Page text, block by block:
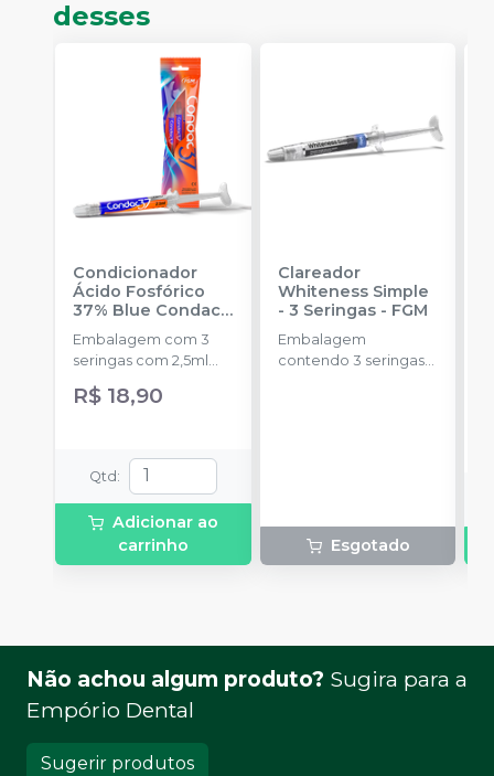
desses
Condicionador
Ácido Fosfórico
37% Blue Condac-
FGM
Embalagem com 3
seringas com 2,5ml
cada uma e 3
ponteiras para
R$ 18,90
Qtd :
Adicionar ao
carrinho
Clareador
Whiteness Simple
- 3 Seringas- FGM
Embalagem
contendo 3 seringas
Esgotado
Não achou algum produto? Sugira para a
Empório Dental
Sugerir produtos